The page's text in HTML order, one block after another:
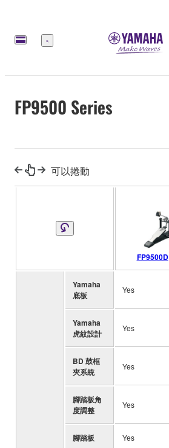
選
FP9500 Series
可以捲動
FP9500D
Yamaha
底板
Yes
Yamaha
虎紋設計
Yes
BD 鼓框
夾系統
Yes
腳踏板角
度調整
Yes
腳踏板 Yes